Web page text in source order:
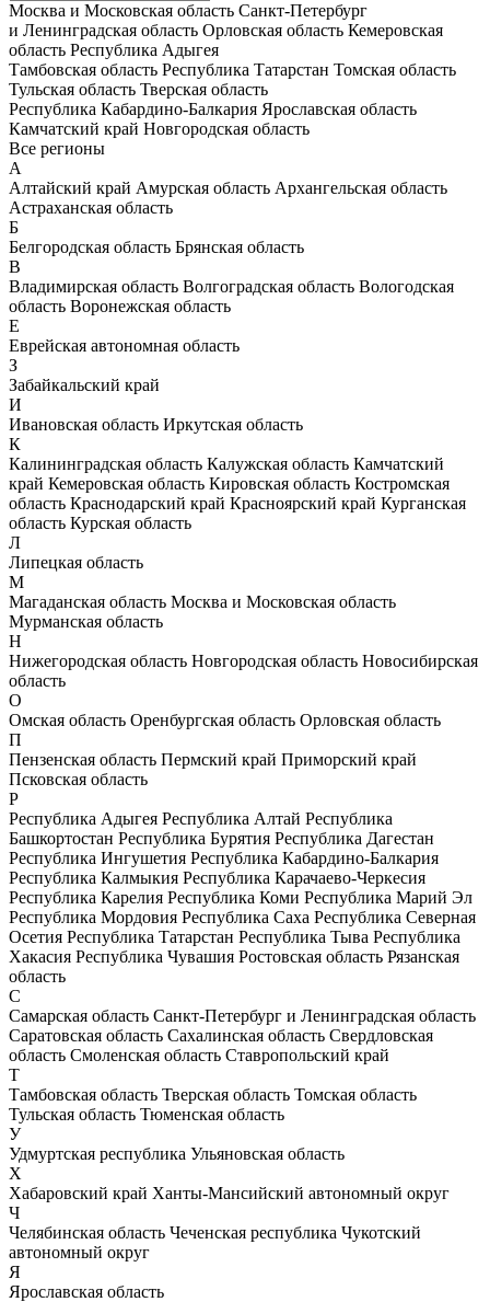
Москва и Московская область Санкт-Петербург
и Ленинградская область Орловская область Кемеровская
область Республика Адыгея
Тамбовская область Республика Татарстан Томская область
Тульская область Тверская область
Республика Кабардино-Балкария Ярославская область
Камчатский край Новгородская область
Все регионы
А
Алтайский край Амурская область Архангельская область
Астраханская область
Б
Белгородская область Брянская область
В
Владимирская область Волгоградская область Вологодская
область Воронежская область
Е
Еврейская автономная область
З
Забайкальский край
И
Ивановская область Иркутская область
К
Калининградская область Калужская область Камчатский
край Кемеровская область Кировская область Костромская
область Краснодарский край Красноярский край Курганская
область Курская область
Л
Липецкая область
М
Магаданская область Москва и Московская область
Мурманская область
Н
Нижегородская область Новгородская область Новосибирская
область
О
Омская область Оренбургская область Орловская область
П
Пензенская область Пермский край Приморский край
Псковская область
Р
Республика Адыгея Республика Алтай Республика
Башкортостан Республика Бурятия Республика Дагестан
Республика Ингушетия Республика Кабардино-Балкария
Республика Калмыкия Республика Карачаево-Черкесия
Республика Карелия Республика Коми Республика Марий Эл
Республика Мордовия Республика Саха Республика Северная
Осетия Республика Татарстан Республика Тыва Республика
Хакасия Республика Чувашия Ростовская область Рязанская
область
С
Самарская область Санкт-Петербург и Ленинградская область
Саратовская область Сахалинская область Свердловская
область Смоленская область Ставропольский край
Т
Тамбовская область Тверская область Томская область
Тульская область Тюменская область
У
Удмуртская республика Ульяновская область
Х
Хабаровский край Ханты-Мансийский автономный округ
Ч
Челябинская область Чеченская республика Чукотский
автономный округ
Я
Ярославская область